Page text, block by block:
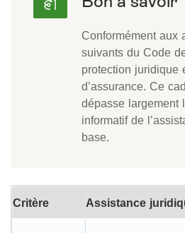
Conformément aux
suivants du Code
protection juridique
d’assurance. Ce
dépasse largement
informatif de
base.
Critère Assistance